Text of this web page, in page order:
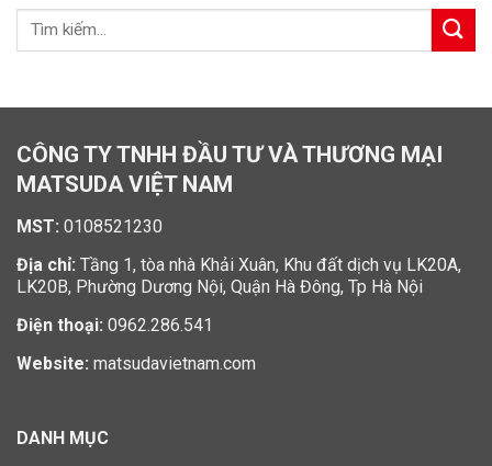
CÔNG TY TNHH ĐẦU TƯ VÀ THƯƠNG MẠI
MATSUDA VIỆT NAM
MST: 0108521230
Địa chỉ: Tầng 1, tòa nhà Khải Xuân, Khu đất dịch vụ LK20A,
LK20B, Phường Dương Nội, Quận Hà Đông, Tp Hà Nội
Điện thoại: 0962.286.541
Website: matsudavietnam.com
DANH MỤC